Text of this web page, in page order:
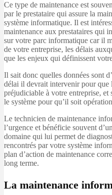
Ce type de maintenance est
par le prestataire qui assure la
système informatique. Il est
maintenance aux prestataires qui
sur votre parc informatique car il
de votre entreprise, les délais
que les enjeux qui définissent
Il sait donc quelles données sont
délai il devrait intervenir pour que
préjudiciable à votre entreprise, et
le système pour qu’il soit
Le technicien de maintenance
l’urgence et bénéficie souvent
domaine qui lui permet de
rencontrés par votre système
plan d’action de maintenance
long terme.
La maintenance